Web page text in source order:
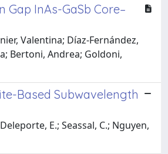
InAs-GaSb Core–
Valentina; Díaz-Fernández,
Bertoni, Andrea; Goldoni,
Based Subwavelength
E.; Seassal, C.; Nguyen,